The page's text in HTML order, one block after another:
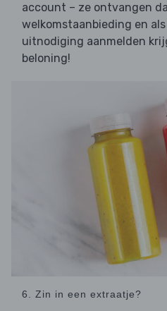
account – ze ontvangen
welkomstaanbieding en
uitnodiging aanmelden
beloning!
6. Zin in een extraatje?